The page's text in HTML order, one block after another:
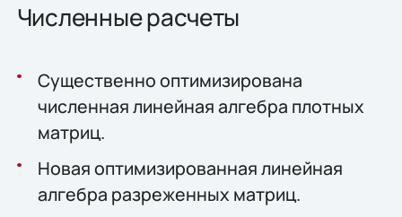
Численные расчеты
Существенно оптимизирована
численная линейная алгебра плотных
матриц.
Новая оптимизированная линейная
алгебра разреженных матриц.